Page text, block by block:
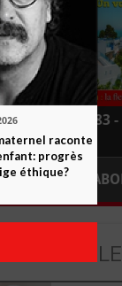
LEADERS N° 183
raconte
progrès
éthique?